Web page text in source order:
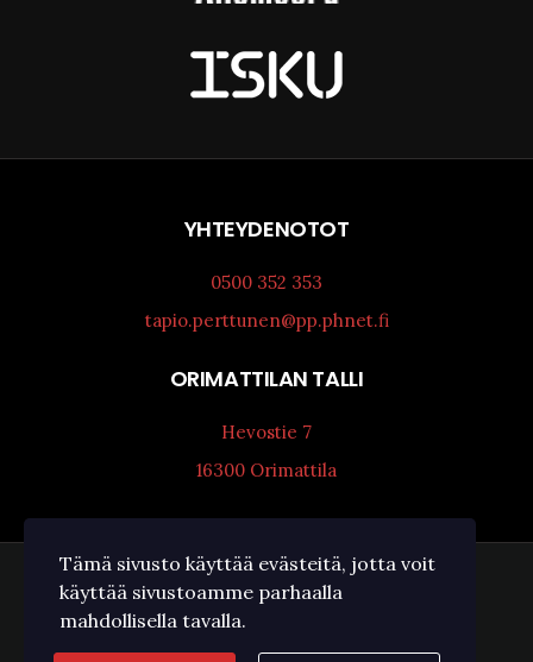
YHTEYDENOTOT
0500 352 353
tapio.perttunen@pp.phnet.fi
ORIMATTILAN TALLI
Hevostie 7
16300 Orimattila
Copyright © 2023 Ravitalli Tapio Perttunen Ky
Evästeet
Tämä sivusto käyttää evästeitä, jotta voit
käyttää sivustoamme parhaalla
mahdollisella tavalla.